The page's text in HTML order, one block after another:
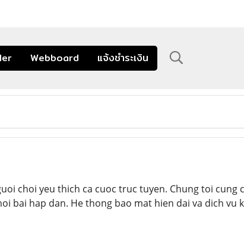
Webboard แจ้งชำระเงิน
choi yeu thich ca cuoc truc tuyen. Chung toi cung
bai hap dan. He thong bao mat hien dai va dich vu